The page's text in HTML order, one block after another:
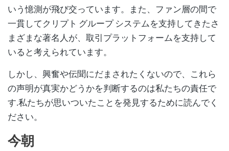
いう憶測が飛び交っています。また、ファン層の間で
一貫してクリプト グループ システムを支持してきたさ
まざまな著名人が、取引プラットフォームを支持して
いると考えられています。
しかし、興奮や伝聞にだまされたくないので、これら
の声明が真実かどうかを判断するのは私たちの責任で
す.私たちが思いついたことを発見するために読んでく
ださい。
今朝